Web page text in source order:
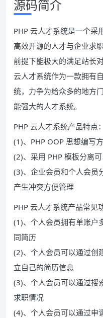
源码简介
PHP 云人才系统是一个采
高效开源的人才与企业求
前提下能极大的满足站长
云人才系统作为一款拥有
统，力争为给众多的地方
能强大的人才系统。
PHP 云人才系统产品特点：
(1)、PHP OOP 思想编写
(2)、采用 PHP 模板分离
(3)、企业会员和个人会员
产生冲突方便管理
PHP 云人才系统产品常见
(1)、个人会员拥有单账户
同简历
(2)、个人会员可以通过创
立自己的简历信息
(3)、个人会员可以通过搜
求职情况
(4)、个人会员可以通过申